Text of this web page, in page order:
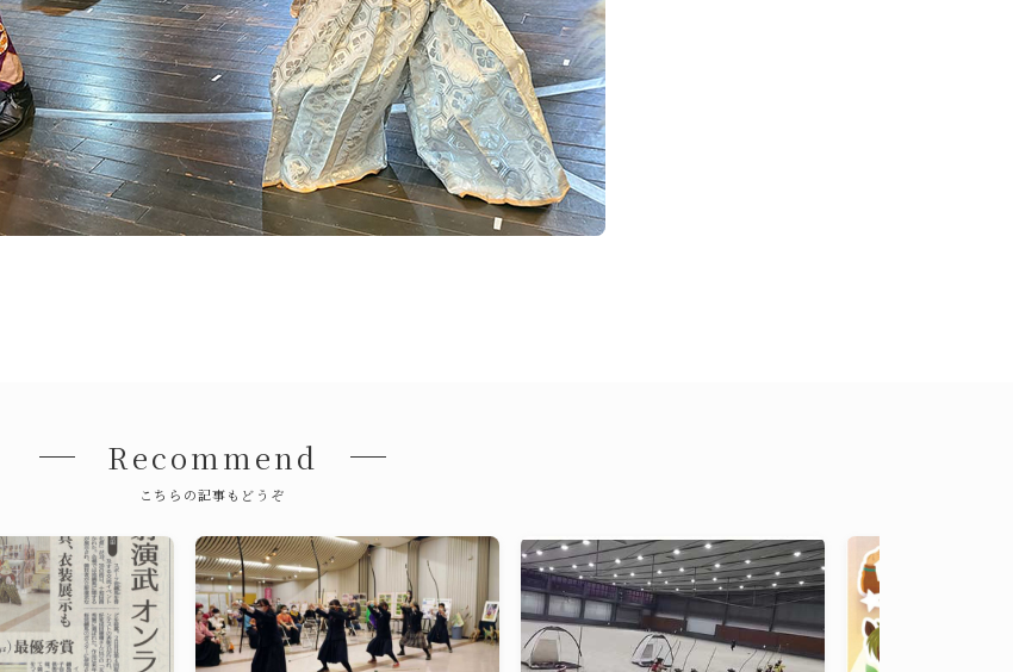
Recommend
こちらの記事もどうぞ